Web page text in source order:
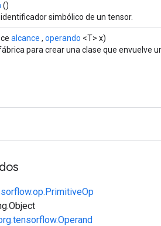
()
identificador simbólico de un tensor.
alcance , operando <T> x)
para crear una clase que envuelve